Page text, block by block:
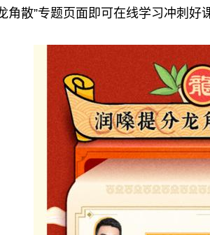
角散”专题页面即可在线学习冲刺好